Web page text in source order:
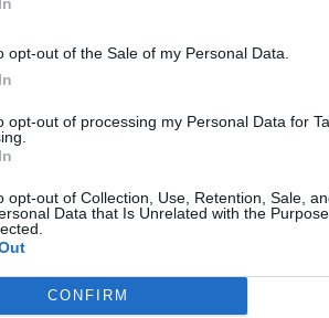
opt-out of the Sale of my Personal Data.
opt-out of processing my Personal Data for
opt-out of Collection, Use, Retention, Sale,
Data that Is Unrelated with the
CONFIRM
παρεμβάσεις».
ότι εφόσον στην πράξη
του νόμου, όπως για
μεταβλητής που έχουμε
πολύ-πολύ μεγαλύτερος από
εκεί φυσικά θα γίνει παρέμβαση.
δεν είναι τέλειος» και ότι